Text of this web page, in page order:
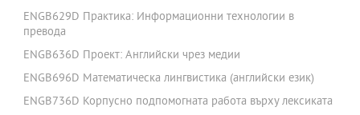
ENGB629D Практика: Информационни технологии в
превода
ENGB636D Проект: Английски чрез медии
ENGB696D Математическа лингвистика (английски език)
ENGB736D Корпусно подпомогната работа върху лексиката